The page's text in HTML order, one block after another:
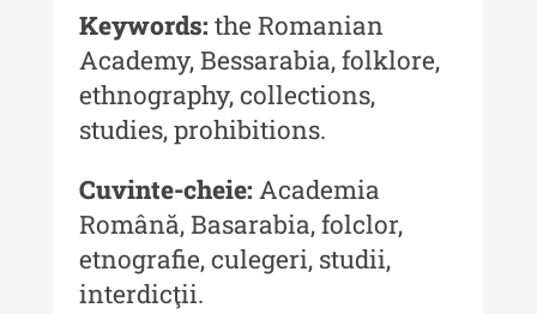
MediCult - Revista de mediere
culturală III (2024)
MediCult - Revista de mediere
culturală II (2023)
Indexul Complet
Acta Pangratia
Acta Pangratia I (2023)
Keywords: the Romanian
Academy, Bessarabia, folklore,
ethnography, collections,
studies, prohibitions.
Cuvinte-cheie: Academia
Română, Basarabia, folclor,
etnografie, culegeri, studii,
interdicţii.